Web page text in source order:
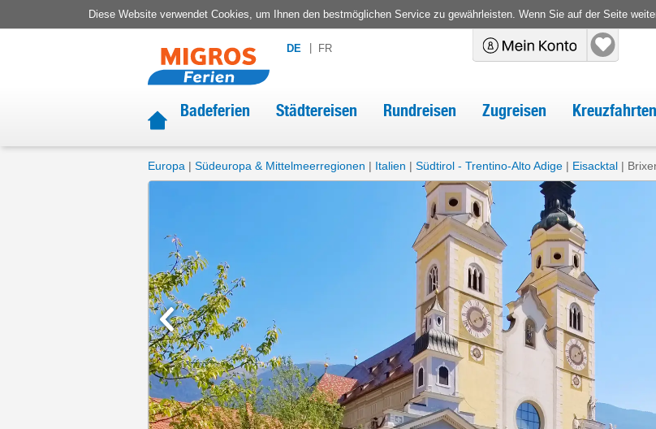
Diese Website verwendet Cookies, um Ihnen den bestmöglichen Service zu gewährleisten. Wenn Sie auf der Seite
DE FR
Badeferien Städtereisen Rundreisen Zugreisen Kreuzfahrten
Europa Südeuropa & Mittelmeerregionen Italien Südtirol - Trentino-Alto Adige Eisacktal